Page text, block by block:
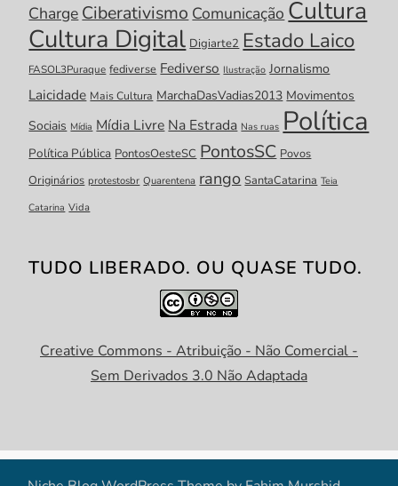
Charge Ciberativismo Comunicação Cultura
Cultura Digital Digiarte2 Estado Laico
FASOL3Puraque fediverse Fediverso Ilustração Jornalismo
Laicidade Mais Cultura MarchaDasVadias2013 Movimentos
Sociais Mídia Mídia Livre Na Estrada Nas ruas Política
Política Pública PontosOesteSC PontosSC Povos
Originários protestosbr Quarentena rango SantaCatarina Teia
Catarina Vida
TUDO LIBERADO. OU QUASE TUDO.
Creative Commons - Atribuição - Não Comercial -
Sem Derivados 3.0 Não Adaptada